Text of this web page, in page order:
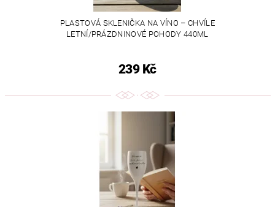
PLASTOVÁ SKLENIČKA NA VÍNO – CHVÍLE
LETNÍ/PRÁZDNINOVÉ POHODY 440ML
239 Kč